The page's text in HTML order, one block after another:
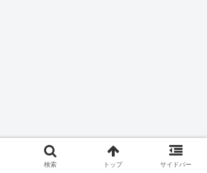
検索 トップ サイドバー